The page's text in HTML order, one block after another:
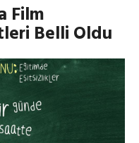
Film
Belli Oldu